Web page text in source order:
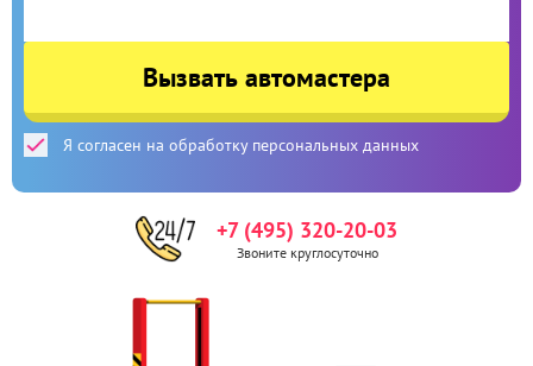
Вызвать автомастера
Я согласен на обработку персональных данных
+7 (495) 320-20-03
Звоните круглосуточно